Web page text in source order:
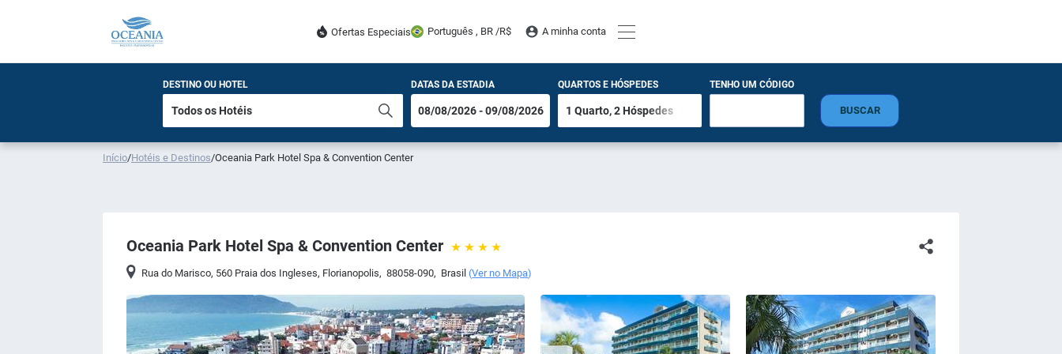
Ofertas Especiais Português , BR /R$ A minha conta
DESTINO OU HOTEL DATAS DA ESTADIA QUARTOS E HÓSPEDES TENHO UM CÓDIGO
BUSCAR
Início/Hotéis e Destinos/Oceania Park Hotel Spa & Convention Center
Oceania Park Hotel Spa & Convention Center
Rua do Marisco, 560 Praia dos Ingleses, Florianopolis, 88058-090, Brasil (Ver no Mapa)